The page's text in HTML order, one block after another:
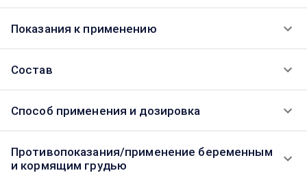
Показания к применению
Состав
Способ применения и дозировка
Противопоказания/применение беременным
и кормящим грудью